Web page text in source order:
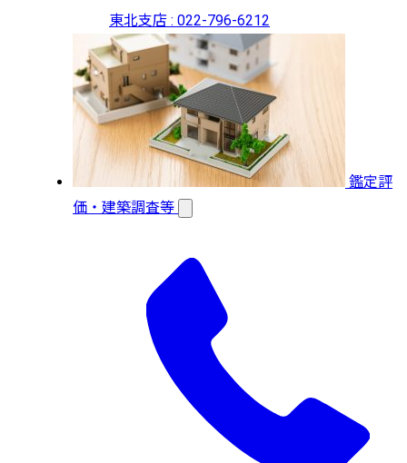
東北支店 : 022-796-6212
鑑定評
価・建築調査等